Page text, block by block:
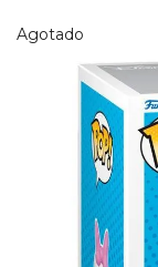
Agotado